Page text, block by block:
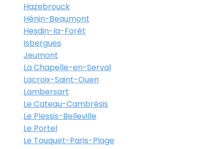
Hazebrouck
Hénin-Beaumont
Hesdin-la-Forêt
Isbergues
Jeumont
La Chapelle-en-Serval
Lacroix-Saint-Ouen
Lambersart
Le Cateau-Cambrésis
Le Plessis-Belleville
Le Portel
Le Touquet-Paris-Plage